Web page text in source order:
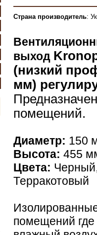
Страна производитель:
выход
(низкий
мм)
помещений.
Диаметр: 150
Высота: 455
Цвета:
Терракотовый
помещений где